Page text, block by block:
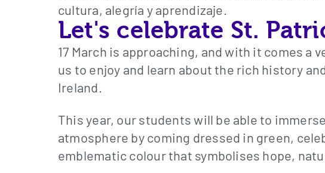
cultura, alegría y aprendizaje.
Let's celebrate St.
17 March is approaching, and with it comes a
us to enjoy and learn about the rich history
Ireland.
This year, our students will be able to
atmosphere by coming dressed in green,
emblematic colour that symbolises hope,